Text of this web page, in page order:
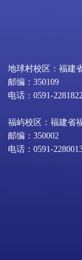
地球村校区：福建
邮编：350109
电话：0591-
福屿校区：福建省
邮编：350002
电话：0591-